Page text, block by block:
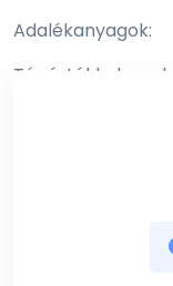
Adalékanyagok:
Tápértékkel
vitamin 1450 NE/
szulfát-
mangán
0,15 mg/kg, taurin